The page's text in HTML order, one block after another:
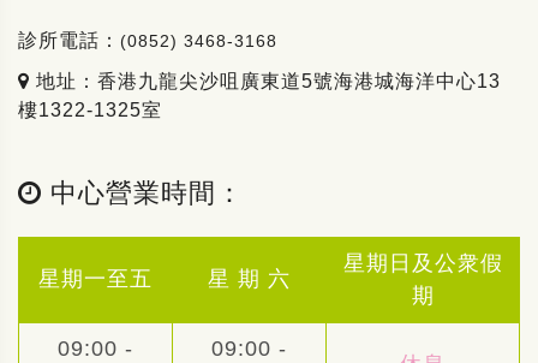
診所電話： (0852) 3468-3168
地址：香港九龍尖沙咀廣東道5號海港城海洋中心13
樓1322-1325室
中心營業時間：
星期一至五 星 期 六
星期日及公衆假
期
09:00 - 09:00 -